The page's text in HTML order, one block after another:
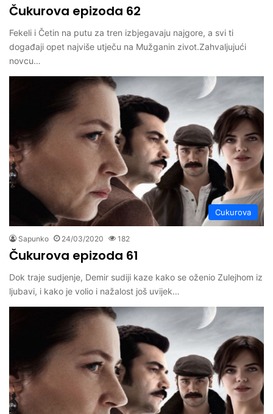
Čukurova epizoda 62
Fekeli i Četin na putu za tren izbjegavaju najgore, a svi ti
događaji opet najviše utječu na Mužganin zivot.Zahvaljujući
novcu…
Cukurova
Sapunko 24/03/2020 182
Čukurova epizoda 61
Dok traje sudjenje, Demir sudiji kaze kako se oženio Zulejhom iz
ljubavi, i kako je volio i nažalost još uvijek…